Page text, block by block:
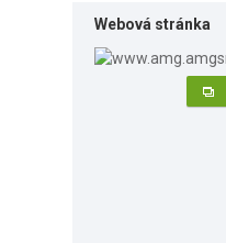
Webová stránka